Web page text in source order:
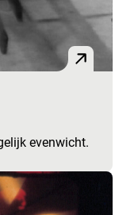
evenwicht.